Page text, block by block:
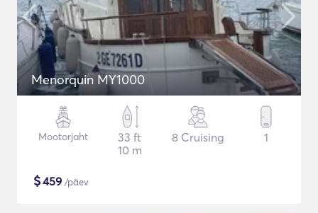
Menorquin MY1000
Mootorjaht
33 ft
10 m
8 Cruising 1
$459 /päev